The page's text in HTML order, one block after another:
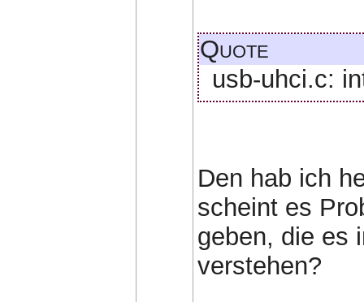
Quote
usb-uhci.c:
Den hab ich
scheint es
geben, die es
verstehen?